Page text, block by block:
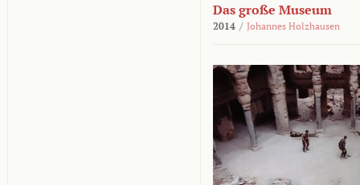
Das große Museum
2014 / Johannes Holzhausen